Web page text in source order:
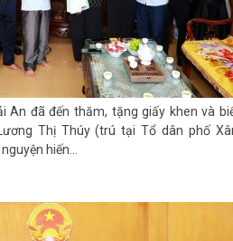
An đã đến thăm, tặng giấy khen và
Thị Thúy (trú tại Tổ dân phố
hiến...